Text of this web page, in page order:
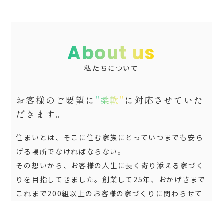
About us
私たちについて
お客様のご要望に "柔軟" に対応させていた
だきます。
住まいとは、そこに住む家族にとっていつまでも安ら
げる場所でなければならない。
その想いから、お客様の人生に長く寄り添える家づく
りを目指してきました。創業して25年、おかげさまで
これまで200組以上のお客様の家づくりに関わらせて